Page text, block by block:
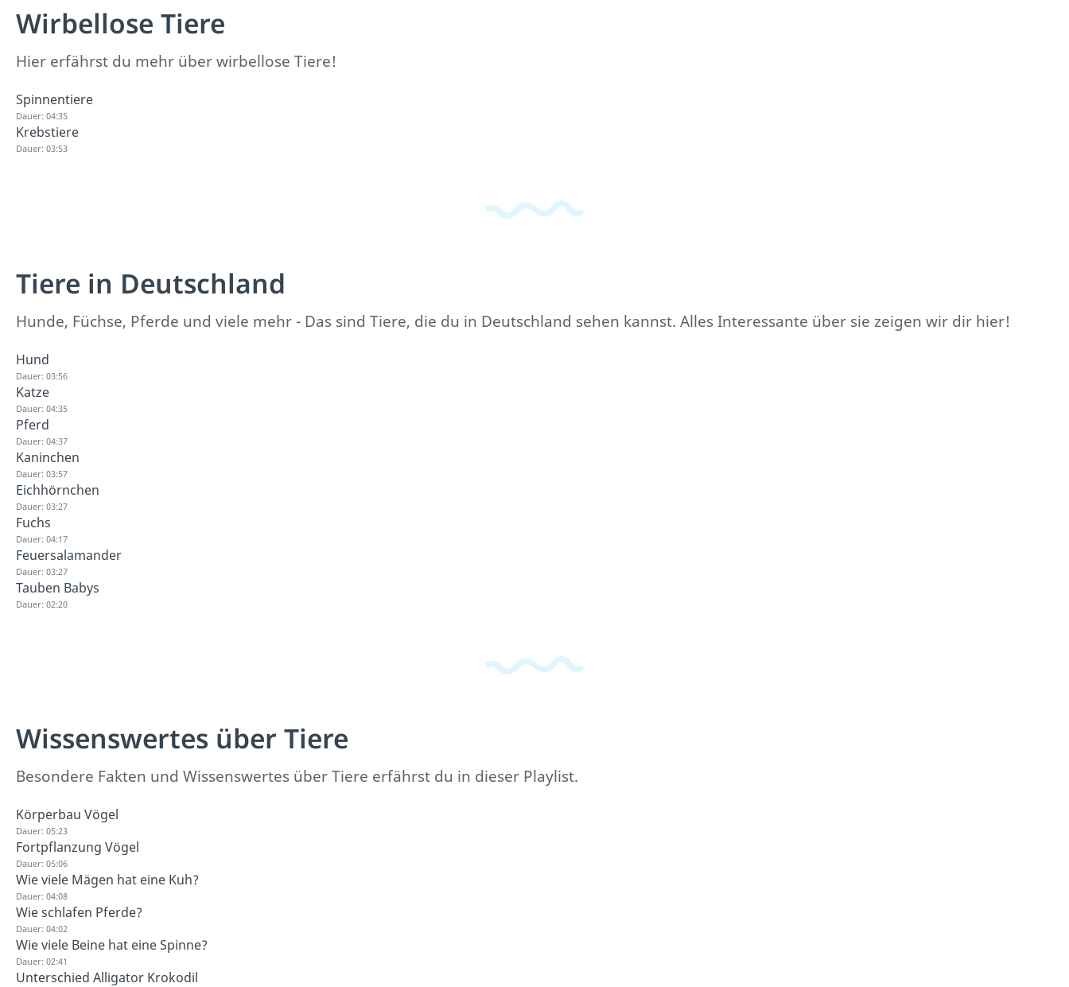
Wirbellose Tiere
Hier erfährst du mehr über wirbellose Tiere!
Spinnentiere
Dauer: 04:35
Krebstiere
Dauer: 03:53
Tiere in Deutschland
Hunde, Füchse, Pferde und viele mehr - Das sind Tiere, die du in Deutschland sehen kannst. Alles Interessante über sie zeigen wir dir hier!
Hund
Dauer: 03:56
Katze
Dauer: 04:35
Pferd
Dauer: 04:37
Kaninchen
Dauer: 03:57
Eichhörnchen
Dauer: 03:27
Fuchs
Dauer: 04:17
Feuersalamander
Dauer: 03:27
Tauben Babys
Dauer: 02:20
Wissenswertes über Tiere
Besondere Fakten und Wissenswertes über Tiere erfährst du in dieser Playlist.
Körperbau Vögel
Dauer: 05:23
Fortpflanzung Vögel
Dauer: 05:06
Wie viele Mägen hat eine Kuh?
Dauer: 04:08
Wie schlafen Pferde?
Dauer: 04:02
Wie viele Beine hat eine Spinne?
Dauer: 02:41
Unterschied Alligator Krokodil